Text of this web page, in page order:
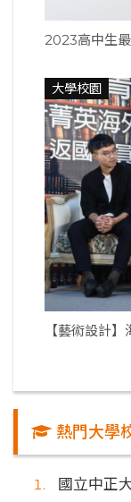
2023高中生
大學校園
【藝術設計
熱門大學
國立中正